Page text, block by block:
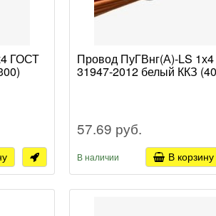
ГОСТ Провод ПуГВнг(А)-LS
31947-2012 белый ККЗ
57.69 руб.
В наличии В корзину